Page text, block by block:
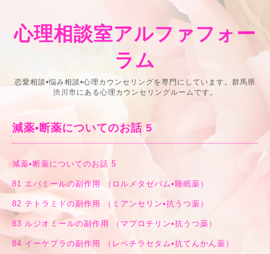
心理相談室アルファフォー
ラム
恋愛相談•悩み相談•心理カウンセリングを専門にしています。群馬県
渋川市にある心理カウンセリングルームです。
減薬•断薬についてのお話 5
減薬•断薬についてのお話 5
81 エバミールの副作用 （ロルメタゼパム•睡眠薬）
82 テトラミドの副作用 （ミアンセリン•抗うつ薬）
83 ルジオミールの副作用 （マプロチリン•抗うつ薬）
84 イーケプラの副作用 （レベチラセタム•抗てんかん薬）